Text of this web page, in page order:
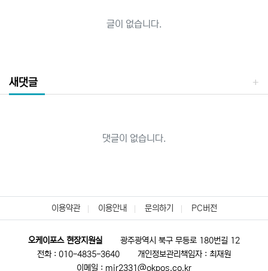
글이 없습니다.
새댓글
댓글이 없습니다.
이용약관 이용안내 문의하기 PC버전
오케이포스 현장지원실
광주광역시 북구 무등로 180번길 12
전화 : 010-4835-3640
개인정보관리책임자 : 최재원
이메일 : mir2331@okpos.co.kr